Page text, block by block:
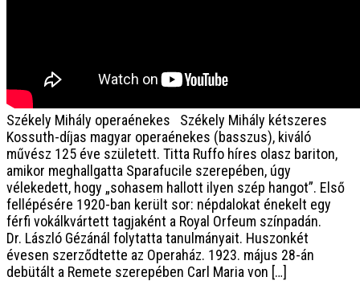
Székely Mihály operaénekes
Székely Mihály kétszeres
Kossuth-díjas magyar operaénekes (basszus), kiváló
művész 125 éve született. Titta Ruffo híres olasz bariton,
amikor meghallgatta Sparafucile szerepében, úgy
vélekedett, hogy „sohasem hallott ilyen szép hangot”. Első
fellépésére 1920-ban került sor: népdalokat énekelt egy
férfi vokálkvártett tagjaként a Royal Orfeum színpadán.
Dr. László Gézánál folytatta tanulmányait. Huszonkét
évesen szerződtette az Operaház. 1923. május 28-án
debütált a Remete szerepében Carl Maria von […]